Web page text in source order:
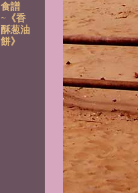
食譜
~《香
酥葱油
餅》